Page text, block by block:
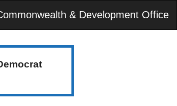
& Development Office